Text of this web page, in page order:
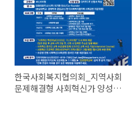
한국사회복지협의회_지역사회
문제해결형 사회혁신가 양성과